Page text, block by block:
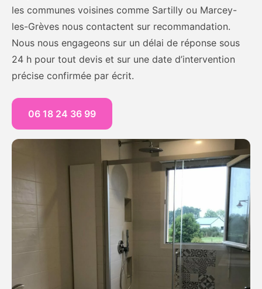
les communes voisines comme Sartilly ou Marcey-
les-Grèves nous contactent sur recommandation.
Nous nous engageons sur un délai de réponse sous
24 h pour tout devis et sur une date d’intervention
précise confirmée par écrit.
06 18 24 36 99